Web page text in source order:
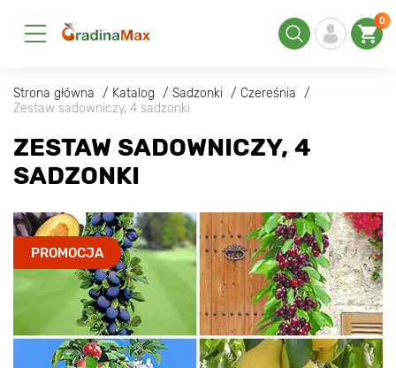
0
Strona główna Katalog Sadzonki
Czereśnia
Zestaw sadowniczy, 4 sadzonki
ZESTAW SADOWNICZY, 4
SADZONKI
PROMOCJA